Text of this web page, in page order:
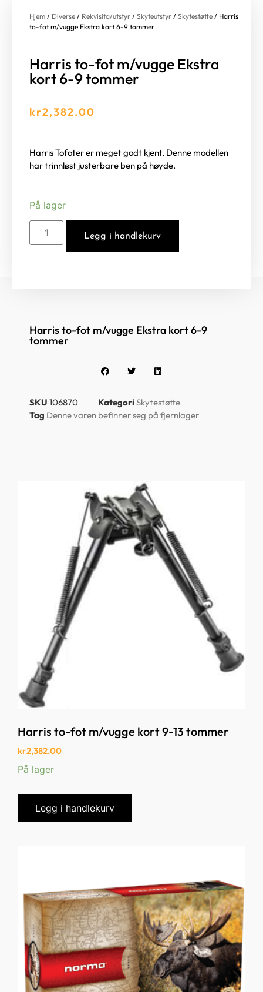
Hjem / Diverse / Rekvisita/utstyr / Skyteutstyr / Skytestøtte / Harris
to-fot m/vugge Ekstra kort 6-9 tommer
Harris to-fot m/vugge Ekstra
kort 6-9 tommer
kr2,382.00
Harris Tofoter er meget godt kjent. Denne modellen
har trinnløst justerbare ben på høyde.
På lager
Legg i handlekurv
Harris to-fot m/vugge Ekstra kort 6-9
tommer
SKU 106870 KategoriSkytestøtte
Tag Denne varen befinner seg på fjernlager
Harris to-fot m/vugge kort 9-13 tommer
kr2,382.00
På lager
Legg i handlekurv